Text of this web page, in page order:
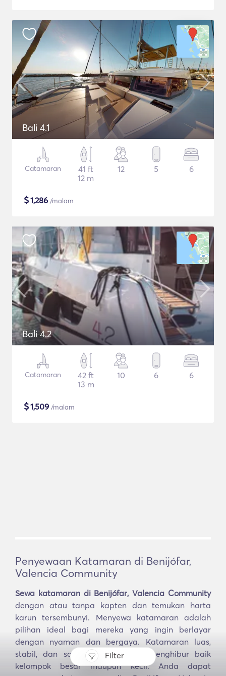
Filter
Bali 4.1
Catamaran
41 ft
12 m
12 5 6
$1,286 /malam
Bali 4.2
Catamaran
42 ft
13 m
10 6 6
$1,509 /malam
Penyewaan Katamaran di Benijófar,
Valencia Community
Sewa katamaran di Benijófar, Valencia Community
dengan atau tanpa kapten dan temukan harta
karun tersembunyi. Menyewa katamaran adalah
pilihan ideal bagi mereka yang ingin berlayar
dengan nyaman dan bergaya. Katamaran luas,
stabil, dan sangat cocok untuk menghibur baik
kelompok besar maupun kecil. Anda dapat